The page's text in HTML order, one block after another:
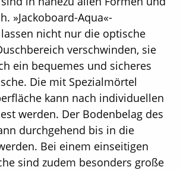
»Jackoboard-Aqua«-
nicht nur die optische
verschwinden, sie
ein bequemes und sicheres
Die mit Spezialmörtel
kann nach individuellen
werden. Der Bodenbelag des
durchgehend bis in die
Bei einem einseitigen
sind zudem besonders große